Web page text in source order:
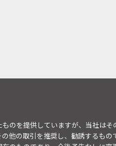
のを提供していますが、当社は
の取引を推奨し、勧誘するもの